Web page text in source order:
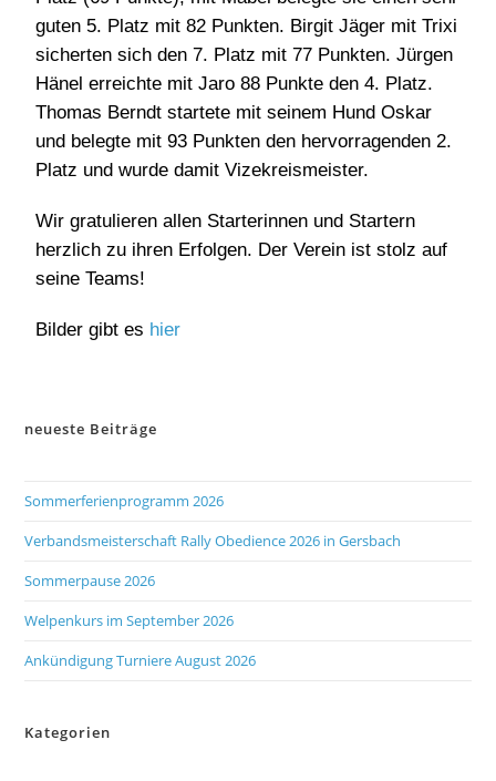
guten 5. Platz mit 82 Punkten. Birgit Jäger mit Trixi
sicherten sich den 7. Platz mit 77 Punkten. Jürgen
Hänel erreichte mit Jaro 88 Punkte den 4. Platz.
Thomas Berndt startete mit seinem Hund Oskar
und belegte mit 93 Punkten den hervorragenden 2.
Platz und wurde damit Vizekreismeister.
Wir gratulieren allen Starterinnen und Startern
herzlich zu ihren Erfolgen. Der Verein ist stolz auf
seine Teams!
Bilder gibt es hier
neueste Beiträge
Sommerferienprogramm 2026
Verbandsmeisterschaft Rally Obedience 2026 in Gersbach
Sommerpause 2026
Welpenkurs im September 2026
Ankündigung Turniere August 2026
Kategorien